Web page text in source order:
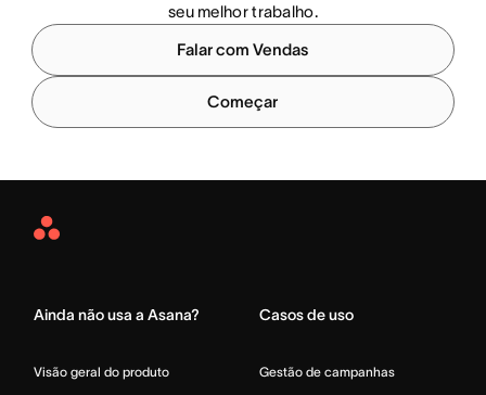
seu melhor trabalho.
Falar com Vendas
Começar
Asana
Ainda não usa a Asana?
Visão geral do produto
Casos de uso
Gestão de campanhas